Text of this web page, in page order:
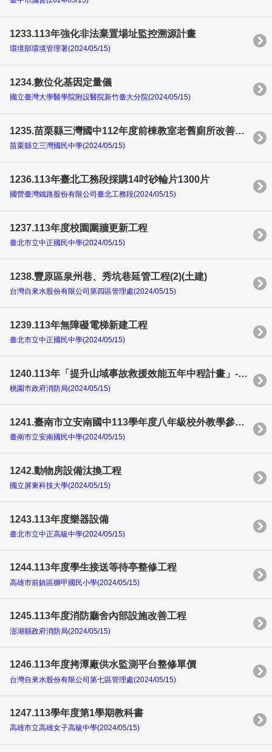
1233.113年強化非法棄置場址監控溯源計畫
環境部環境管理署(2024/05/15)
1234.數位化基因定量儀
國立臺灣大學醫學院附設醫院新竹臺大分院(2024/05/15)
1235.苗栗縣三灣國中112年度前棟教室老舊廁所改善工程
苗栗縣立三灣國民中學(2024/05/15)
1236.113年臺北工務段採購14吋砂輪片1300片
國營臺灣鐵路股份有限公司臺北工務段(2024/05/15)
1237.113年度校園圍牆更新工程
臺北市立中正國民中學(2024/05/15)
1238.豐原區泉州巷、秀坑巷延管工程(2)(土建)
台灣自來水股份有限公司第四區管理處(2024/05/15)
1239.113年無障礙電梯新建工程
臺北市立中正國民中學(2024/05/15)
1240.113年「提升山域事故救援效能五年中程計畫」-租賃救援人員定位設備勞務採購案
桃園市政府消防局(2024/05/15)
1241.臺南市立安南國中113學年度八年級校外教學參觀活動勞務採購案
臺南市立安南國民中學(2024/05/15)
1242.動物房設備汰換工程
國立屏東科技大學(2024/05/15)
1243.113年度樂器設備
臺北市立中正高級中學(2024/05/15)
1244.113年度學生接送等待亭整修工程
高雄市前鎮區獅甲國民小學(2024/05/15)
1245.113年度消防廳舍內部設施改善工程
澎湖縣政府消防局(2024/05/15)
1246.113年度拷潭廠供水監測平台整修單價
台灣自來水股份有限公司第七區管理處(2024/05/15)
1247.113學年度第1學期教科書
高雄市立高雄女子高級中學(2024/05/15)